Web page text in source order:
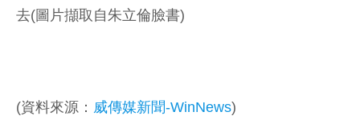
去(圖片擷取自朱立倫臉書)
(資料來源： 威傳媒新聞-WinNews)